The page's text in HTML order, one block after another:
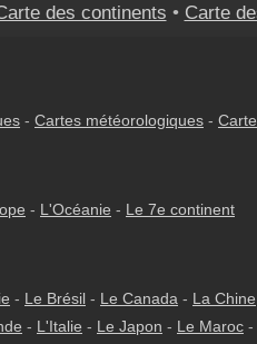
des continents • Carte
- Cartes météorologiques -
- L'Océanie - Le 7e continent
- Le Brésil - Le Canada - La Chine
- L'Italie - Le Japon - Le Maroc -